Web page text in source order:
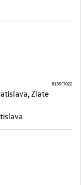
Zlate
8135/7022